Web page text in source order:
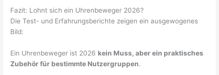
Fazit: Lohnt sich ein Uhrenbeweger 2026?
Die Test- und Erfahrungsberichte zeigen ein ausgewogenes
Bild:
Ein Uhrenbeweger ist 2026 kein Muss, aber ein praktisches
Zubehör für bestimmte Nutzergruppen.